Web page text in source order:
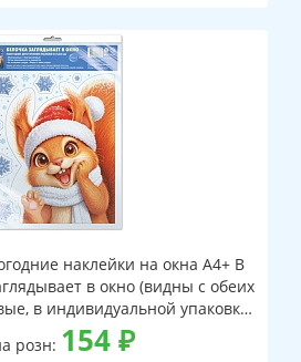
наклейки на окна А4+ В
в окно (видны с обеих
в индивидуальной упаковке,
и клеевым клапаном)
розн: 154₽